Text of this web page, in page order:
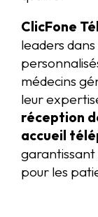
ClicFone
leaders
médecins
leur
réception
accueil
garantissant
pour les